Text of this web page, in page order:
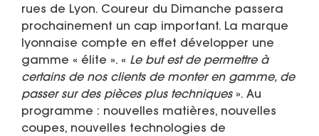
rues de Lyon. Coureur du Dimanche passera
prochainement un cap important. La marque
lyonnaise compte en effet développer une
gamme « élite ». « Le but est de permettre à
certains de nos clients de monter en gamme, de
passer sur des pièces plus techniques». Au
programme : nouvelles matières, nouvelles
coupes, nouvelles technologies de